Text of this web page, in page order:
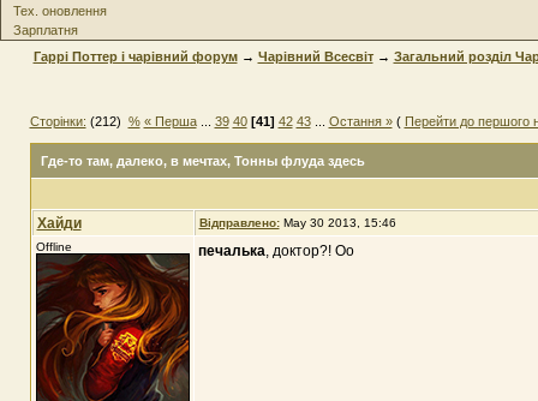
Тех. оновлення
Зарплатня
Гаррі Поттер і чарівний форум→ Чарівний Всесвіт→ Загальний розділ
Сторінки: (212) % « Перша... 39 40 [41] 42 43... Остання »( Перейти до першого
Где-то там, далеко, в мечтах, Тонны флуда здесь
Хайди Відправлено: May 30 2013, 15:46
Offline
печалька, доктор?! Оо